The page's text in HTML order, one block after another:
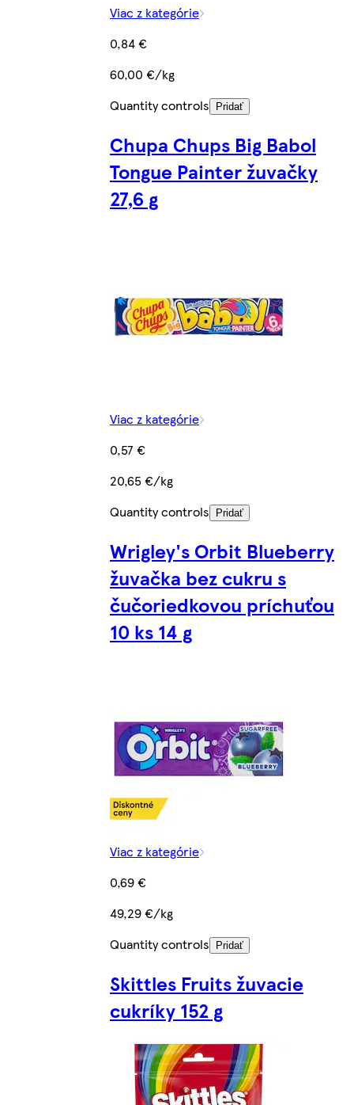
Viac z kategórie
0,84 €
60,00 €/kg
Quantity controls
Pridať
Chupa Chups Big Babol
Tongue Painter žuvačky
27,6 g
Viac z kategórie
0,57 €
20,65 €/kg
Quantity controls
Pridať
Wrigley's Orbit Blueberry
žuvačka bez cukru s
čučoriedkovou príchuťou
10 ks 14 g
Viac z kategórie
0,69 €
49,29 €/kg
Quantity controls
Pridať
Skittles Fruits žuvacie
cukríky 152 g